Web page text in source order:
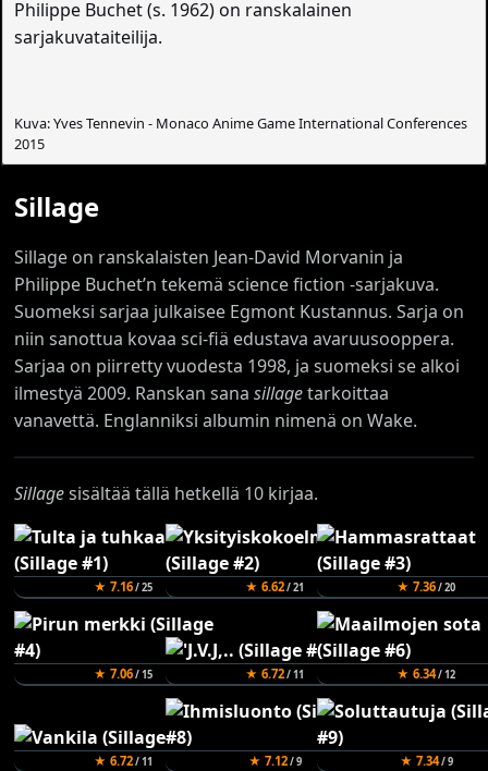
Philippe Buchet (s. 1962) on ranskalainen
sarjakuvataiteilija.
Kuva: Yves Tennevin - Monaco Anime Game International Conferences
2015
Sillage
Sillage on ranskalaisten Jean-David Morvanin ja
Philippe Buchet’n tekemä science fiction -sarjakuva.
Suomeksi sarjaa julkaisee Egmont Kustannus. Sarja on
niin sanottua kovaa sci-fiä edustava avaruusooppera.
Sarjaa on piirretty vuodesta 1998, ja suomeksi se alkoi
ilmestyä 2009. Ranskan sanasillagetarkoittaa
vanavettä. Englanniksi albumin nimenä on Wake.
Sillagesisältää tällä hetkellä 10 kirjaa.
★ 7.16/ 25 ★ 6.62/ 21 ★ 7.36/ 20
★ 7.06/ 15 ★ 6.72/ 11 ★ 6.34/ 12
★ 6.72/ 11 ★ 7.12/ 9 ★ 7.34/ 9